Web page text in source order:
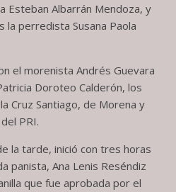
Esteban Albarrán Mendoza, y
la perredista Susana Paola
el morenista Andrés Guevara
Doroteo Calderón, los
Cruz Santiago, de Morena y
PRI.
la tarde, inició con tres horas
panista, Ana Lenis Reséndiz
que fue aprobada por el